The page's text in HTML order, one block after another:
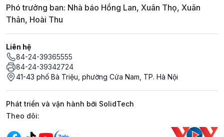
Phó trưởng ban: Nhà báo Hồng Lan, Xuân Thọ, Xuân
Thân, Hoài Thu
Liên hệ
84-24-39365555
84-24-39342724
41-43 phố Bà Triệu, phường Cửa Nam, TP. Hà Nội
Phát triển và vận hành bởi SolidTech
Mạng xã hội
Theo dõi: